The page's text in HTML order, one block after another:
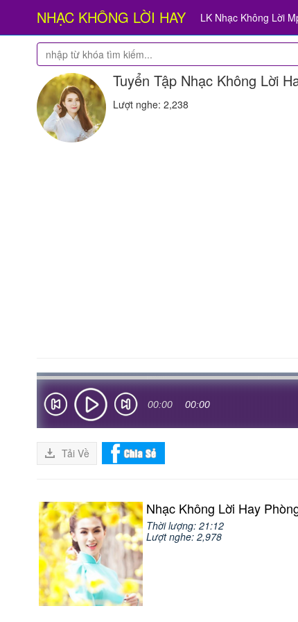
NHẠC KHÔNG LỜI HAY LK Nhạc Không Lời
Tuyển Tập Nhạc Không Lời
Lượt nghe: 2,238
00:00 00:00
Tải Về
Nhạc Không Lời Hay
Thời lượng: 21:12
Lượt nghe: 2,978